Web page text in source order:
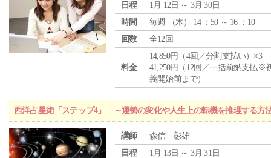
日程
1月 12日 ～ 3月 30日
時間
毎週 （木） 14 ：50 ～ 16 ：10
回数
全12回
料金
14,850円（4回／分割支払い）×3
41,250円（12回／一括前納支払※
義開始前まで）
西洋占星術「ステップ4」 ～運勢の変化や人生上の転機を推理する方
講師
森信 彰雄
日程
1月 13日 ～ 3月 31日